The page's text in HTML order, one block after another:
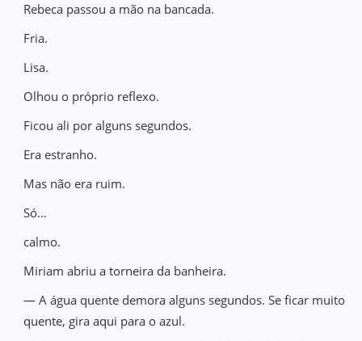
Rebeca passou a mão na bancada.
Fria.
Lisa.
Olhou o próprio reflexo.
Ficou ali por alguns segundos.
Era estranho.
Mas não era ruim.
Só…
calmo.
Miriam abriu a torneira da banheira.
— A água quente demora alguns segundos. Se ficar muito
quente, gira aqui para o azul.